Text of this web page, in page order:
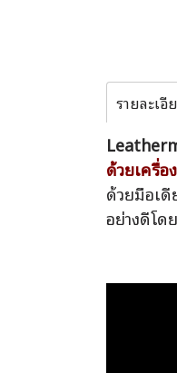
รายละเ
ด้วยเครื่
ด้วยมือเ
อย่างดีโ